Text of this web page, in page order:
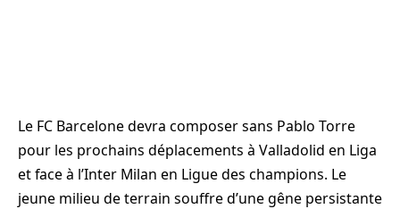
Le FC Barcelone devra composer sans Pablo Torre
pour les prochains déplacements à Valladolid en Liga
et face à l’Inter Milan en Ligue des champions. Le
jeune milieu de terrain souffre d’une gêne persistante